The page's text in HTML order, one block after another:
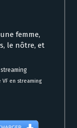
femme,
le nôtre, et
en streaming